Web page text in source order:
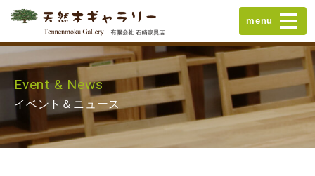
menu
Event & News
イベント＆ニュース